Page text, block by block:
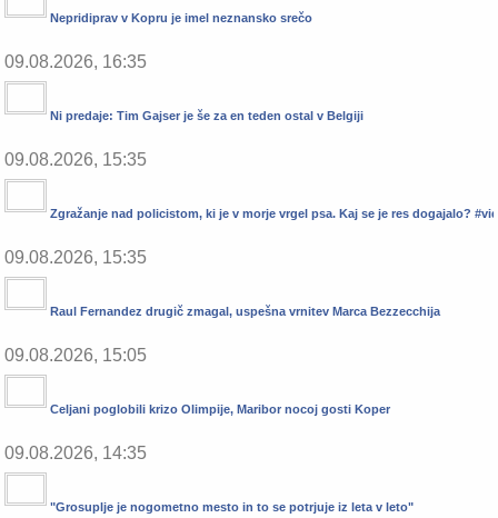
Nepridiprav v Kopru je imel neznansko srečo
09.08.2026, 16:35
Ni predaje: Tim Gajser je še za en teden ostal v Belgiji
09.08.2026, 15:35
Zgražanje nad policistom, ki je v morje vrgel psa. Kaj se je res dogajalo?
09.08.2026, 15:35
Raul Fernandez drugič zmagal, uspešna vrnitev Marca Bezzecchija
09.08.2026, 15:05
Celjani poglobili krizo Olimpije, Maribor nocoj gosti Koper
09.08.2026, 14:35
"Grosuplje je nogometno mesto in to se potrjuje iz leta v leto"